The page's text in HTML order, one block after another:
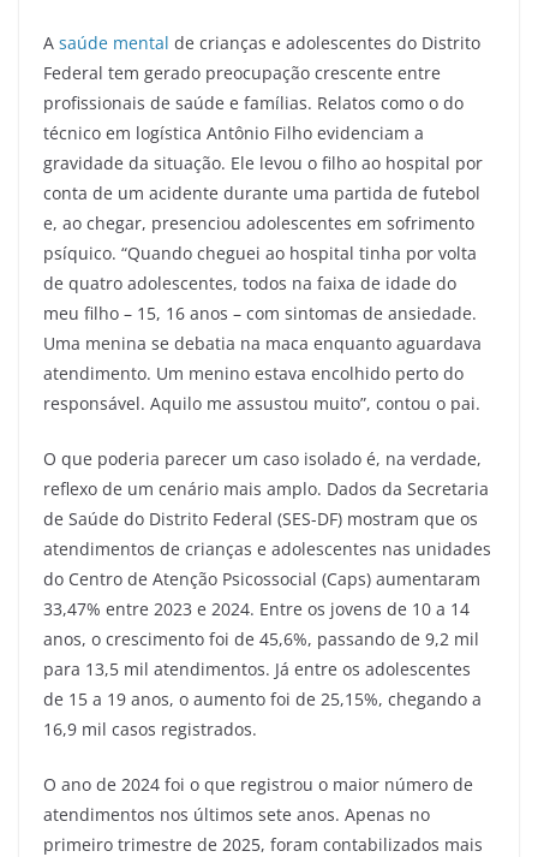
A saúde mental de crianças e adolescentes do Distrito
Federal tem gerado preocupação crescente entre
profissionais de saúde e famílias. Relatos como o do
técnico em logística Antônio Filho evidenciam a
gravidade da situação. Ele levou o filho ao hospital por
conta de um acidente durante uma partida de futebol
e, ao chegar, presenciou adolescentes em sofrimento
psíquico. “Quando cheguei ao hospital tinha por volta
de quatro adolescentes, todos na faixa de idade do
meu filho – 15, 16 anos – com sintomas de ansiedade.
Uma menina se debatia na maca enquanto aguardava
atendimento. Um menino estava encolhido perto do
responsável. Aquilo me assustou muito”, contou o pai.
O que poderia parecer um caso isolado é, na verdade,
reflexo de um cenário mais amplo. Dados da Secretaria
de Saúde do Distrito Federal (SES-DF) mostram que os
atendimentos de crianças e adolescentes nas unidades
do Centro de Atenção Psicossocial (Caps) aumentaram
33,47% entre 2023 e 2024. Entre os jovens de 10 a 14
anos, o crescimento foi de 45,6%, passando de 9,2 mil
para 13,5 mil atendimentos. Já entre os adolescentes
de 15 a 19 anos, o aumento foi de 25,15%, chegando a
16,9 mil casos registrados.
O ano de 2024 foi o que registrou o maior número de
atendimentos nos últimos sete anos. Apenas no
primeiro trimestre de 2025, foram contabilizados mais